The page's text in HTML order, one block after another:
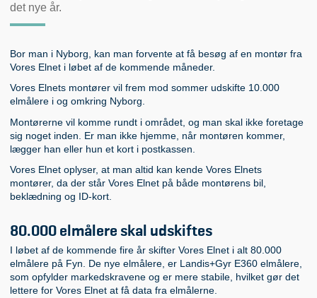
det nye år.
Bor man i Nyborg, kan man forvente at få besøg af en montør fra
Vores Elnet i løbet af de kommende måneder.
Vores Elnets montører vil frem mod sommer udskifte 10.000
elmålere i og omkring Nyborg.
Montørerne vil komme rundt i området, og man skal ikke foretage
sig noget inden. Er man ikke hjemme, når montøren kommer,
lægger han eller hun et kort i postkassen.
Vores Elnet oplyser, at man altid kan kende Vores Elnets
montører, da der står Vores Elnet på både montørens bil,
beklædning og ID-kort.
80.000 elmålere skal udskiftes
I løbet af de kommende fire år skifter Vores Elnet i alt 80.000
elmålere på Fyn. De nye elmålere, er Landis+Gyr E360 elmålere,
som opfylder markedskravene og er mere stabile, hvilket gør det
lettere for Vores Elnet at få data fra elmålerne.